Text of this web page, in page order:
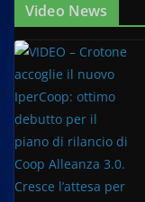
Video News